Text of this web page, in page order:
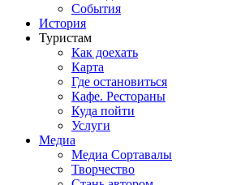
События
История
Туристам
Как доехать
Карта
Где остановиться
Кафе. Рестораны
Куда пойти
Услуги
Медиа
Медиа Сортавалы
Творчество